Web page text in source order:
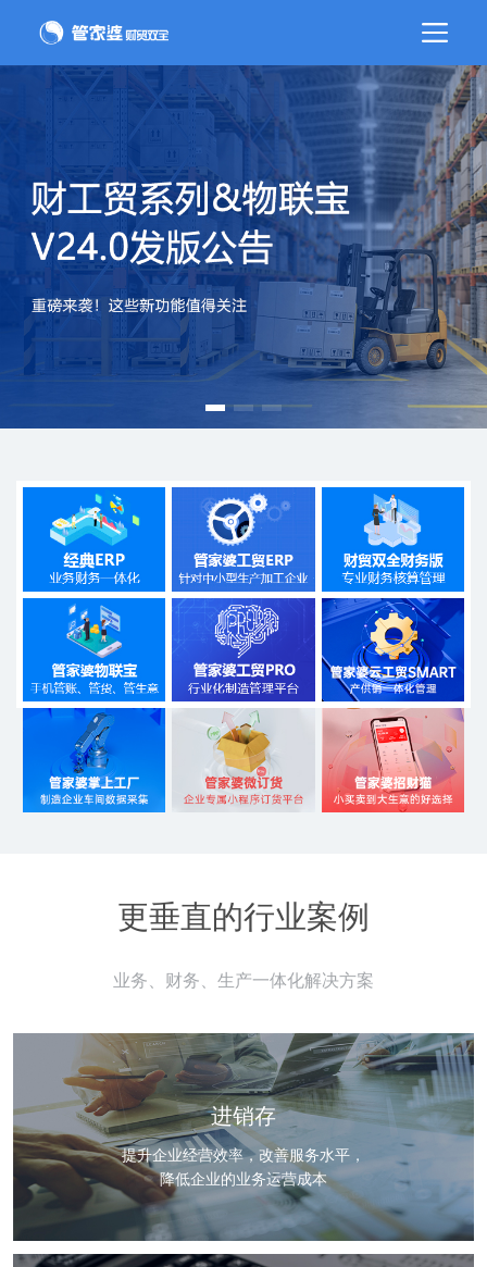
更垂直的行业案例
业务、财务、生产一体化解决方案
进销存
提升企业经营效率，改善服务水平，
降低企业的业务运营成本